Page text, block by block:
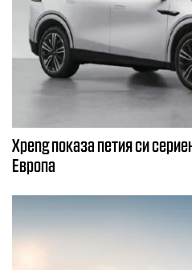
Xpeng показа петия си
Европа